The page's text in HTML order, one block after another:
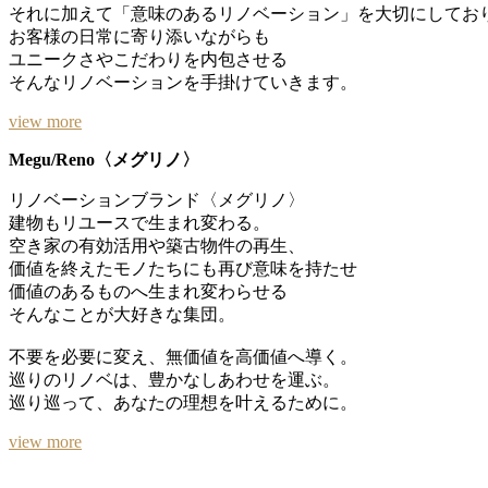
それに加えて「意味のあるリノベーション」を大切にしてお
お客様の日常に寄り添いながらも
ユニークさやこだわりを内包させる
そんなリノベーションを手掛けていきます。
view more
Megu/Reno〈メグリノ〉
リノベーションブランド〈メグリノ〉
建物もリユースで生まれ変わる。
空き家の有効活用や築古物件の再生、
価値を終えたモノたちにも再び意味を持たせ
価値のあるものへ生まれ変わらせる
そんなことが大好きな集団。
不要を必要に変え、無価値を高価値へ導く。
巡りのリノベは、豊かなしあわせを運ぶ。
巡り巡って、あなたの理想を叶えるために。
view more